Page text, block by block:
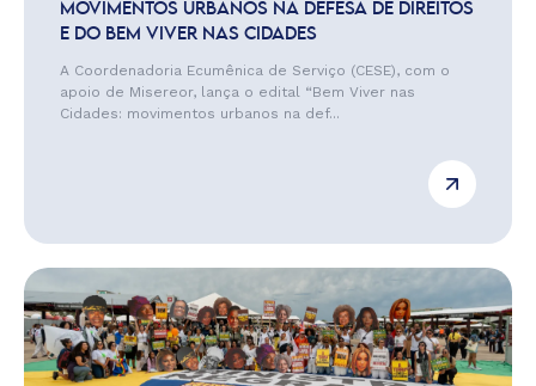
MOVIMENTOS URBANOS NA DEFESA DE DIREITOS
E DO BEM VIVER NAS CIDADES
A Coordenadoria Ecumênica de Serviço (CESE), com o
apoio de Misereor, lança o edital “Bem Viver nas
Cidades: movimentos urbanos na def...